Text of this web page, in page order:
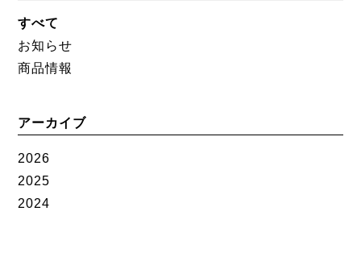
すべて
お知らせ
商品情報
アーカイブ
2026
2025
2024